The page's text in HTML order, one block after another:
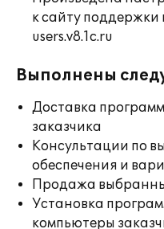
к сайту поддержки
users.v8.1c.ru
Выполнены
Доставка
заказчика
Консультации по
обеспечения и
Продажа
Установка
компьютеры